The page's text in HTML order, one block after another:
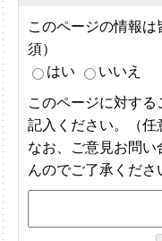
このページの情報
須）
はい
いいえ
このページに対す
記入ください。（任
なお、ご意見お問
んのでご了承くださ